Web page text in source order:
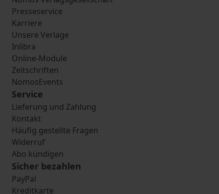
Presseservice
Karriere
Unsere Verlage
Inlibra
Online-Module
Zeitschriften
NomosEvents
Service
Lieferung und Zahlung
Kontakt
Häufig gestellte Fragen
Widerruf
Abo kündigen
Sicher bezahlen
PayPal
Kreditkarte